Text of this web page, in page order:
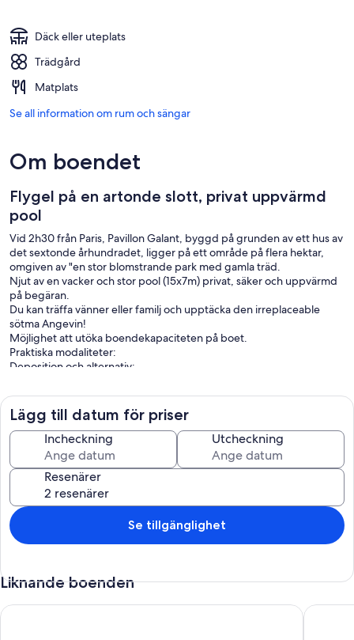
Däck eller uteplats
Trädgård
Matplats
Se all information om rum och sängar
Om boendet
Flygel på en artonde slott, privat uppvärmd
pool
Vid 2h30 från Paris, Pavillon Galant, byggd på grunden av ett hus av
det sextonde århundradet, ligger på ett område på flera hektar,
omgiven av "en stor blomstrande park med gamla träd.
Njut av en vacker och stor pool (15x7m) privat, säker och uppvärmd
på begäran.
Du kan träffa vänner eller familj och upptäcka den irreplaceable
sötma Angevin!
Möjlighet att utöka boendekapaciteten på boet.
Praktiska modaliteter:
Deposition och alternativ:
lokalerna.
En deposition på 1000 € för hyran och en deposition på 150 € för
rengöring / selektiv sortering kommer att begäras vid ingången till
lokalerna, kontroller som inte betalas utan anledning.
Alternativ: Städning (200 €), Lakan, Handdukar, Centralvärme och
Pool (pool öppen under säsong)
.
Lägg till datum för priser
Incheckning Utcheckning
Resenärer
Se tillgänglighet
Liknande boenden
Typiskt Angevine bondgård, uppvärmd pool